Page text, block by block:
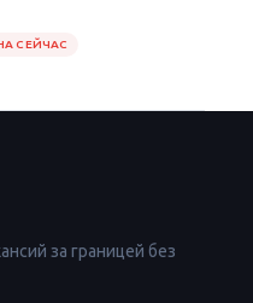
СЕЙЧАС
за границей без